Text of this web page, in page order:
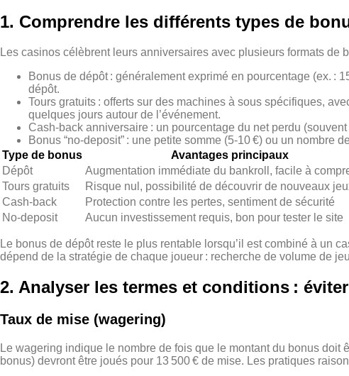
1. Comprendre les différents types de
Les casinos célèbrent leurs anniversaires avec plusieurs formats de
Bonus de dépôt : généralement exprimé en pourcentage (ex. :
dépôt.
Tours gratuits : offerts sur des machines à sous spécifiques,
quelques jours autour de l’événement.
Cash‑back anniversaire : un pourcentage du net perdu
Bonus “no‑deposit” : une petite somme (5‑10 €) ou un
Type de bonus
Avantages principaux
Dépôt
Augmentation immédiate du bankroll, facile à
Tours gratuits
Risque nul, possibilité de découvrir de nouveaux
Cash‑back
Protection contre les pertes, sentiment de sécurité
No‑deposit
Aucun investissement requis, bon pour tester le site
Le bonus de dépôt reste le plus rentable lorsqu’il est combiné à un
dépend de la stratégie de chaque joueur : recherche de volume de
2. Analyser les termes et conditions :
Taux de mise (wagering)
Le wagering indique le nombre de fois que le montant du bonus
bonus) devront être joués pour 13 500 € de mise. Les pratiques